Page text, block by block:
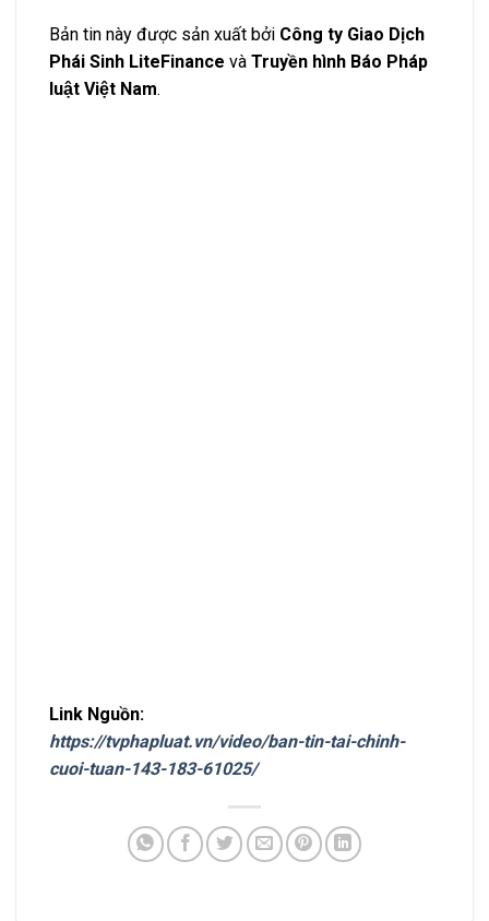
Bản tin này được sản xuất bởi Công ty Giao Dịch
Phái Sinh LiteFinance và Truyền hình Báo Pháp
luật Việt Nam.
Link Nguồn:
https://tvphapluat.vn/video/ban-tin-tai-chinh-
cuoi-tuan-143-183-61025/